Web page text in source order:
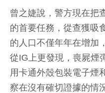
曾之婕說，警方現在把
的首要任務，從查獲吸
的人口不僅年年在增加
從IG上更發現，喪屍煙
用卡通外殼包裝電子煙
察在沒有確切證據的情